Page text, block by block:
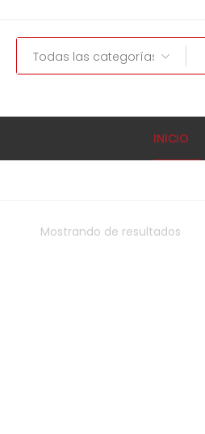
Search
INICIO
Mostrando de resultados